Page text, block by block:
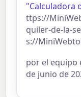
"Calculadora
ttps://
quiler-de-la-
s://
por el equipo
de junio de